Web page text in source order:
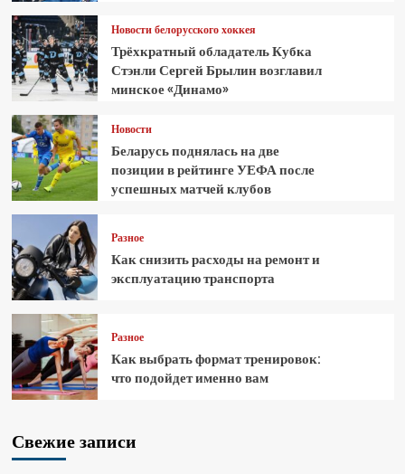
Новости белорусского хоккея
Трёхкратный обладатель Кубка
Стэнли Сергей Брылин возглавил
минское «Динамо»
Новости
Беларусь поднялась на две
позиции в рейтинге УЕФА после
успешных матчей клубов
Разное
Как снизить расходы на ремонт и
эксплуатацию транспорта
Разное
Как выбрать формат тренировок:
что подойдет именно вам
Свежие записи